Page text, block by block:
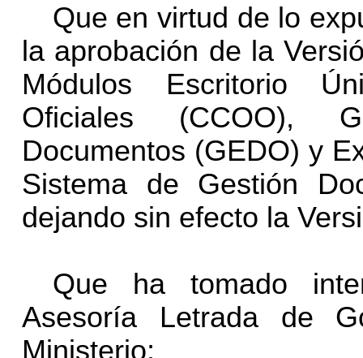
Que en virtud de lo
la aprobación de la
Módulos Escritorio
Oficiales (CCOO),
Documentos (GEDO) y
Sistema de Gestión
dejando sin efecto la
Que ha tomado
Asesoría Letrada de
Ministerio;